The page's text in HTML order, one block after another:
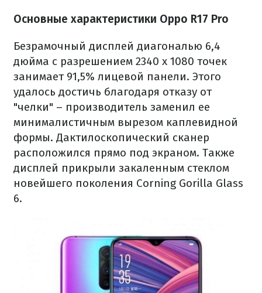
Основные характеристики Oppo R17 Pro
Безрамочный дисплей диагональю 6,4
дюйма с разрешением 2340 х 1080 точек
занимает 91,5% лицевой панели. Этого
удалось достичь благодаря отказу от
"челки" – производитель заменил ее
минималистичным вырезом каплевидной
формы. Дактилоскопический сканер
расположился прямо под экраном. Также
дисплей прикрыли закаленным стеклом
новейшего поколения Corning Gorilla Glass
6.